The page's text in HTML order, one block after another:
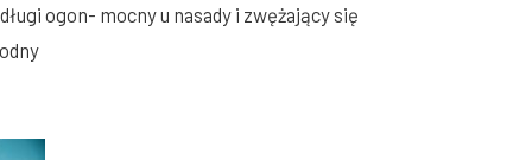
ogon- mocny u nasady i zwężający się